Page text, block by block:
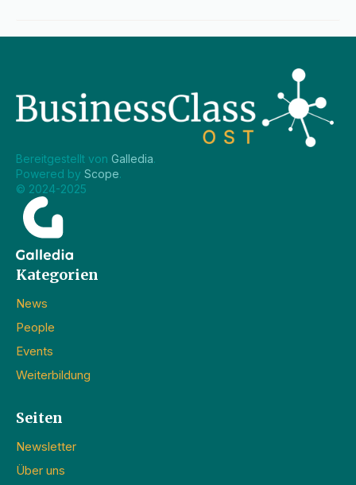
Bereitgestellt von Galledia.
Powered by Scope.
© 2024-2025
Kategorien
News
People
Events
Weiterbildung
Seiten
Newsletter
Über uns